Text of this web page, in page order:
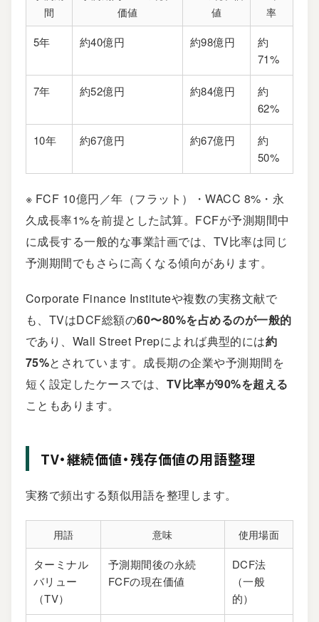
間
価値
値
率
5年
約40億円 約98億円
約
71%
7年 約52億円 約84億円
約
62%
10年 約67億円 約67億円
約
50%
※ FCF 10億円／年（フラット）・WACC 8%・永
久成長率1%を前提とした試算。FCFが予測期間中
に成長する一般的な事業計画では、TV比率は同じ
予測期間でもさらに高くなる傾向があります。
Corporate Finance Instituteや複数の実務文献で
も、TVはDCF総額の60〜80%を占めるのが一般的
であり、Wall Street Prepによれば典型的には約
75%とされています。成長期の企業や予測期間を
短く設定したケースでは、 TV比率が90%を超える
こともあります。
TV・継続価値・残存価値の用語整理
実務で頻出する類似用語を整理します。
用語 意味
使用場面
ターミナル
バリュー
（TV）
予測期間後の永続
FCFの現在価値
DCF法
（一般
的）